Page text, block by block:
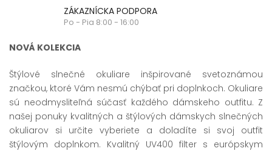
ZÁKAZNÍCKA PODPORA
Po - Pia 8:00 - 16:00
NOVÁ KOLEKCIA
Štýlové slnečné okuliare inšpirované svetoznámou
značkou, ktoré Vám nesmú chýbať pri doplnkoch. Okuliare
sú neodmysliteľná súčasť každého dámskeho outfitu. Z
našej ponuky kvalitných a štýlových dámskych slnečných
okuliarov si určite vyberiete a doladíte si svoj outfit
štýlovým doplnkom. Kvalitný UV400 filter s európskym